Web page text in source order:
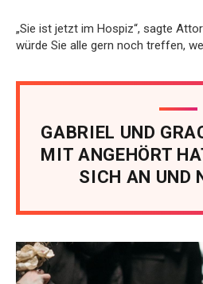
„Sie ist jetzt im Hospiz“, sagte
würde Sie alle gern noch treffen,
GABRIEL UND
MIT ANGEHÖRT
SICH AN UND